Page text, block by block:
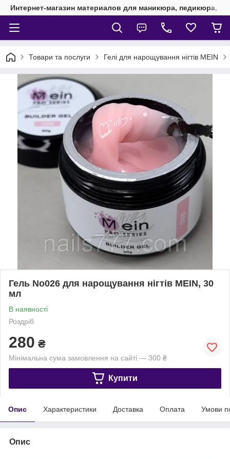
Интернет-магазин материалов для маникюра, педикюра,
Товари та послуги Гелі для нарощування нігтів MEIN
Гель No026 для нарощування нігтів MEIN, 30
мл
В наявності
Роздріб
280 ₴
Мінімальна сума замовлення на сайті — 300 ₴
Купити
Опис Характеристики Доставка Оплата Умови
Опис